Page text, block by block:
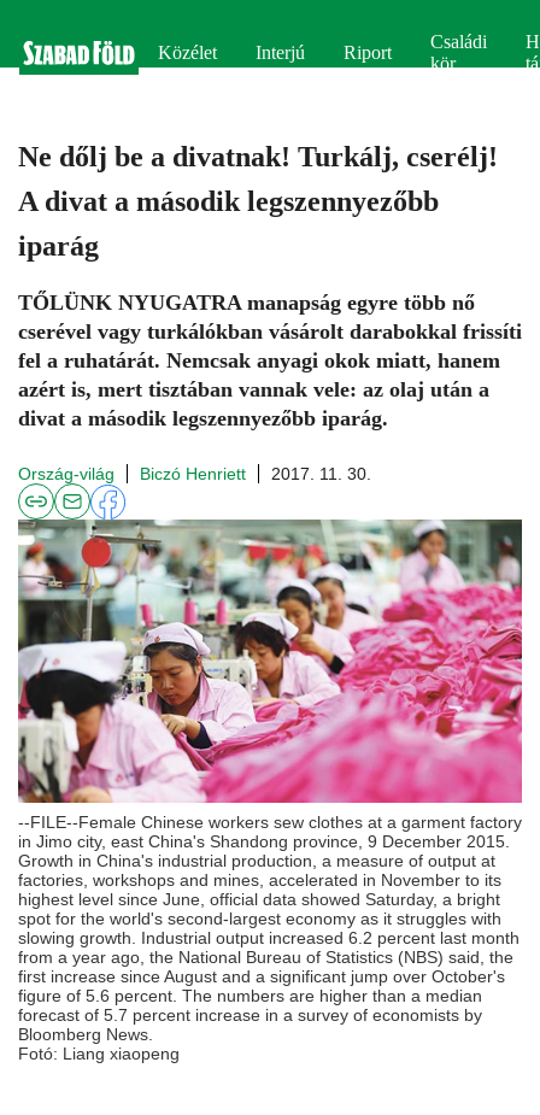
Közélet Interjú Riport
Családi
kör
Ne dőlj be a divatnak! Turkálj, cserélj!
A divat a második legszennyezőbb
iparág
TŐLÜNK NYUGATRA manapság egyre több nő
cserével vagy turkálókban vásárolt darabokkal frissíti
fel a ruhatárát. Nemcsak anyagi okok miatt, hanem
azért is, mert tisztában vannak vele: az olaj után a
divat a második legszennyezőbb iparág.
Ország-világ Biczó Henriett 2017. 11. 30.
--FILE--Female Chinese workers sew clothes at a garment factory
in Jimo city, east China's Shandong province, 9 December 2015.
Growth in China's industrial production, a measure of output at
factories, workshops and mines, accelerated in November to its
highest level since June, official data showed Saturday, a bright
spot for the world's second-largest economy as it struggles with
slowing growth. Industrial output increased 6.2 percent last month
from a year ago, the National Bureau of Statistics (NBS) said, the
first increase since August and a significant jump over October's
figure of 5.6 percent. The numbers are higher than a median
forecast of 5.7 percent increase in a survey of economists by
Bloomberg News.
Fotó: Liang xiaopeng